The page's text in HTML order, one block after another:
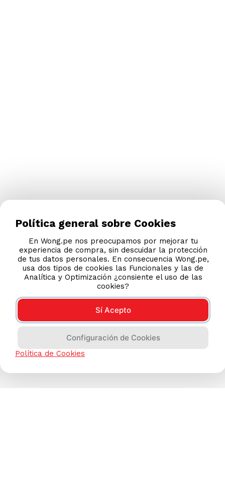
Política general sobre Cookies
En Wong.pe nos preocupamos por mejorar tu
experiencia de compra, sin descuidar la protección
de tus datos personales. En consecuencia Wong.pe,
usa dos tipos de cookies las Funcionales y las de
Analítica y Optimización ¿consiente el uso de las
cookies?
Sí Acepto
Configuración de Cookies
Política de Cookies